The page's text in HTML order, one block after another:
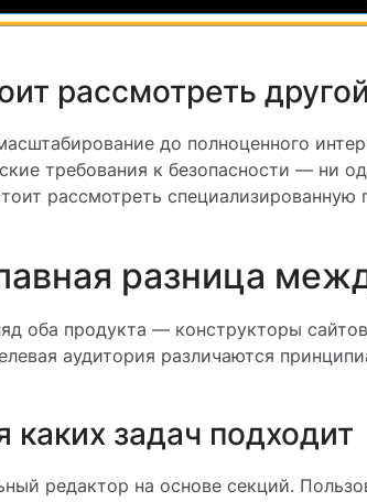
рассмотреть
до полноценного
требования к безопасности — ни
рассмотреть
разница
оба продукта — конструкторы
аудитория различаются
каких задач подходит
редактор на основе секций.